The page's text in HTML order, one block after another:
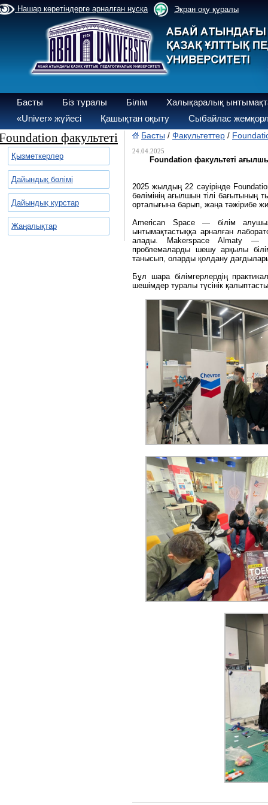
Нашар көретіндерге арналған нұсқа Экран оқу құралы
Басты Біз туралы Білім
Халықаралық
«Univer» жүйесі
Қашықтан оқыту Сыбайлас
факультеті
Қызметкерлер
Дайындық бөлімі
Дайындық курстар
Жаңалықтар
Басты / Факультеттер /
24.04.2025
Foundation факультеті
2025 жылдың 22 сәуірінде
бөлімінің ағылшын тілі
орталығына барып, жаңа тәжірибе
American Space — білім
ынтымақтастыққа арналған
алады. Makerspace Almaty —
проблемаларды шешу арқылы
танысып, оларды қолдану
Бұл шара білімгерлердің
шешімдер туралы түсінік